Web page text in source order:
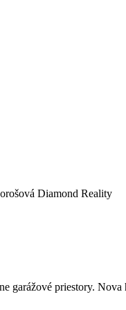
Diamond Reality
priestory.